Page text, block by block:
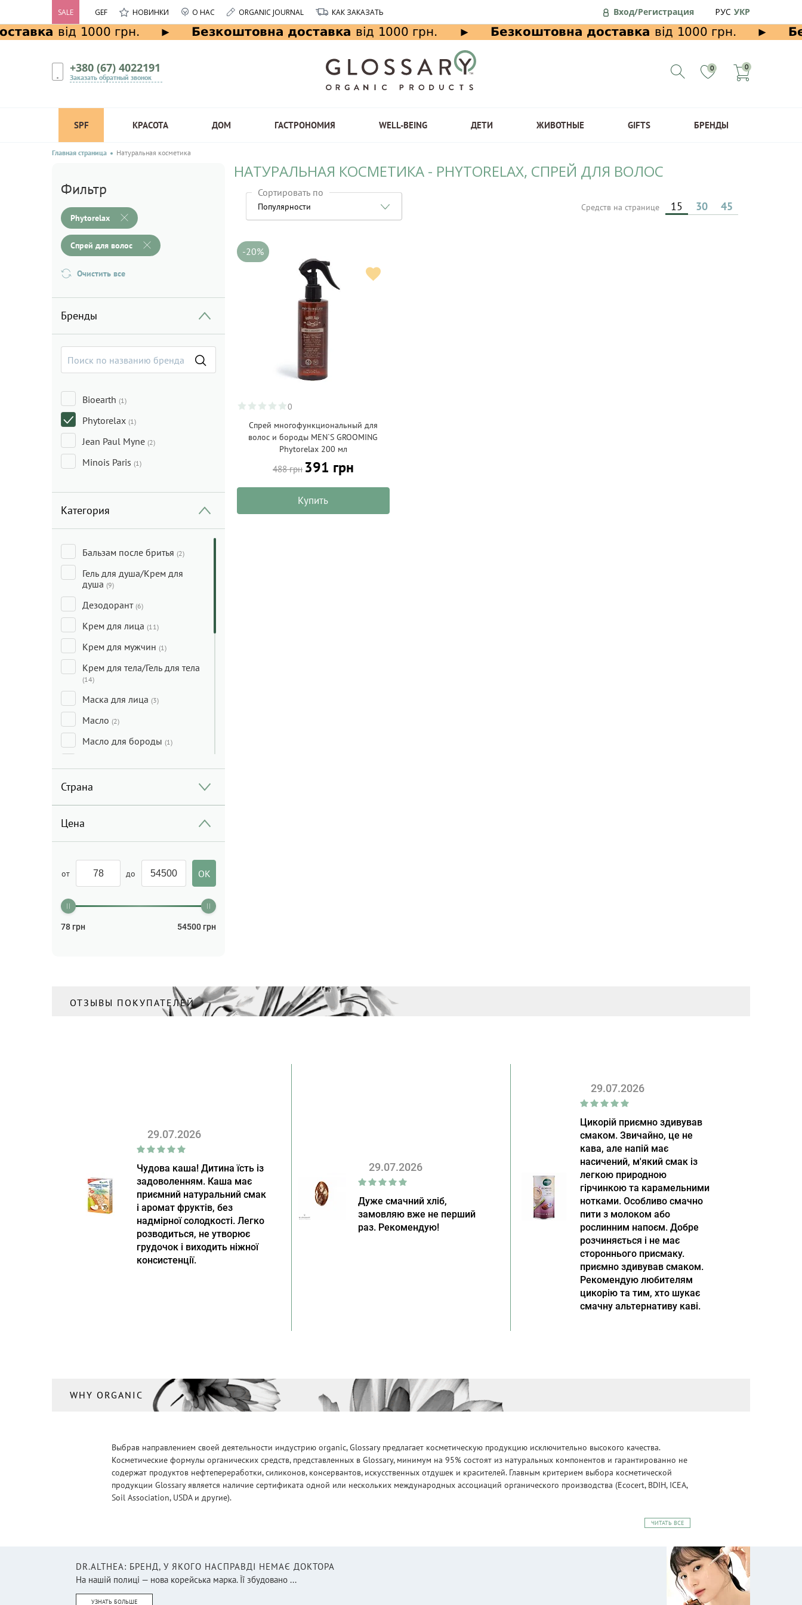
SALE GEF НОВИНКИ О НАС ORGANIC JOURNAL КАК ЗАКАЗАТЬ Вход/Регистрация РУС УКР
+380 (67) 4022191
Заказать обратный звонок
0 0
SPF КРАСОТА ДОМ ГАСТРОНОМИЯ WELL-BEING ДЕТИ ЖИВОТНЫЕ GIFTS БРЕНДЫ
Главная страница Натуральная косметика
Фильтр
Phytorelax
Спрей для волос
Очистить все
Бренды
Bioearth (1)
Phytorelax (1)
Jean Paul Myne (2)
Minois Paris (1)
Категория
Бальзам после бритья (2)
Гель для душа/Крем для
душа (9)
Дезодорант (6)
Крем для лица (11)
Крем для мужчин (1)
Крем для тела/Гель для тела
(14)
Маска для лица (3)
Масло (2)
Масло для бороды (1)
Масло для тела
Мицеллярная вода/
для очищения
Скраб для тела/Пилинг для
тела(3)
Страна
Цена
от до
78 грн 54500 грн
НАТУРАЛЬНАЯ КОСМЕТИКА - PHYTORELAX, СПРЕЙ ДЛЯ ВОЛОС
Сортировать по
Популярности Средств на странице 15 30 45
-20%
0
Спрей многофункциональный для
волос и бороды MEN`S GROOMING
Phytorelax 200 мл
488 грн 391 грн
Купить
ОТЗЫВЫ ПОКУПАТЕЛЕЙ
29.07.2026
Чудова каша! Дитина їсть із
задоволенням. Каша має
приємний натуральний смак
і аромат фруктів, без
надмірної солодкості. Легко
розводиться, не утворює
грудочок і виходить ніжної
консистенції.
29.07.2026
Дуже смачний хліб,
замовляю вже не перший
раз. Рекомендую!
29.07.2026
Цикорій приємно здивував
смаком. Звичайно, це не
кава, але напій має
насичений, м'який смак із
легкою природною
гірчинкою та карамельними
нотками. Особливо смачно
пити з молоком або
рослинним напоєм. Добре
розчиняється і не має
стороннього присмаку.
приємно здивував смаком.
Рекомендую любителям
цикорію та тим, хто шукає
смачну альтернативу каві.
WHY ORGANIC
Выбрав направлением своей деятельности индустрию organic, Glossary предлагает косметическую продукцию исключительно высокого качества.
Косметические формулы органических средств, представленных в Glossary, минимум на 95% состоят из натуральных компонентов и гарантированно не
содержат продуктов нефтепереработки, силиконов, консервантов, искусственных отдушек и красителей. Главным критерием выбора косметической
продукции Glossary является наличие сертификата одной или нескольких международных ассоциаций органического производства (Ecocert, BDIH, ICEA,
Soil Association, USDA и другие).
ЧИТАТЬ ВСЕ
DR.ALTHEA: БРЕНД, У ЯКОГО НАСПРАВДІ НЕМАЄ ДОКТОРА
На нашій полиці — нова корейська марка. Її збудовано ...
УЗНАТЬ БОЛЬШЕ